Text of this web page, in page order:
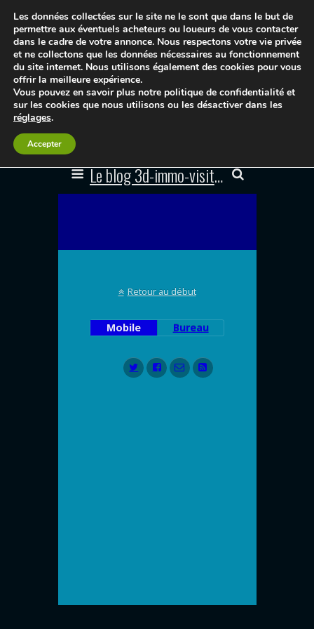
Le blog 3d-immo-visites
Retour au début
Mobile Bureau
Les données collectées sur le site ne le sont que dans le but de
permettre aux éventuels acheteurs ou loueurs de vous contacter
dans le cadre de votre annonce. Nous respectons votre vie privée
et ne collectons que les données nécessaires au fonctionnement
du site internet. Nous utilisons également des cookies pour vous
offrir la meilleure expérience.
Vous pouvez en savoir plus notre politique de confidentialité et
sur les cookies que nous utilisons ou les désactiver dans les
réglages.
Accepter